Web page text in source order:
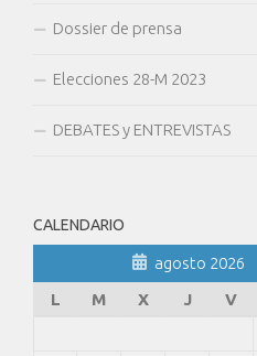
Dossier de prensa
Elecciones 28-M 2023
DEBATES y ENTREVISTAS
CALENDARIO
agosto 2026
L
M X J V